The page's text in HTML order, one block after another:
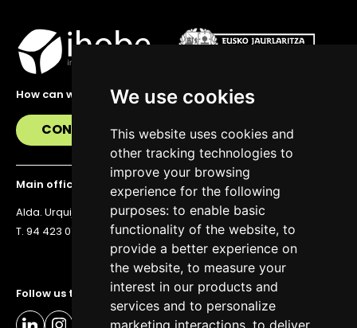
We use cookies
This website uses cookies and
other tracking technologies to
improve your browsing
experience for the following
purposes: to enable basic
functionality of the website, to
provide a better experience on
the website, to measure your
interest in our products and
services and to personalize
marketing interactions, to deliver
Follow us to stay up to date
How can we help you?
CONTACT US
Main office
Alda. Urquijo 36, 6th floor, 48011 Bilbao
T. 94 423 07 43